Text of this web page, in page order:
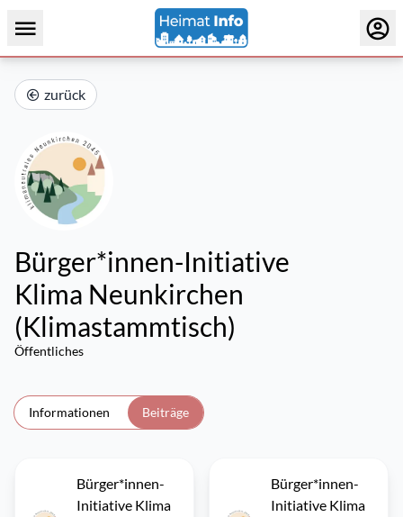
zurück
Bürger*innen-Initiative
Klima Neunkirchen
(Klimastammtisch)
Öffentliches
Informationen Beiträge
Bürger*innen-
Initiative Klima
Bürger*innen-
Initiative Klima